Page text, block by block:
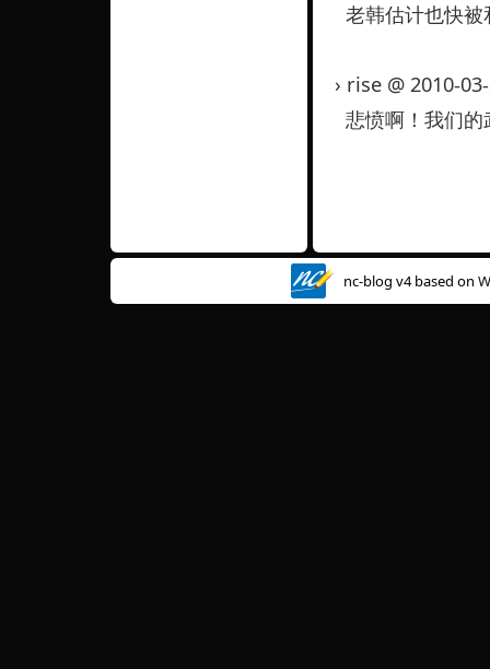
老韩估计也快被
› rise @ 2010-
悲愤啊！我们
nc-blog v4 based on